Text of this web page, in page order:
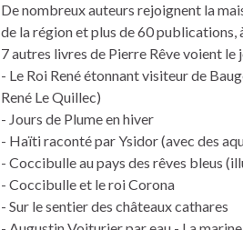
De nombreux auteurs rejoignent la
de la région et plus de 60 publications,
7 autres livres de Pierre Rêve voient le
- Le Roi René étonnant visiteur de
René Le Quillec)
- Jours de Plume en hiver
- Haïti raconté par Ysidor (avec des
- Coccibulle au pays des rêves bleus
- Coccibulle et le roi Corona
- Sur le sentier des châteaux cathares